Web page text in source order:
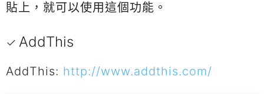
貼上，就可以使用這個功能。
AddThis
AddThis: http://www.addthis.com/